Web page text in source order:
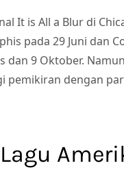
It is All a Blur di
pada 29 Juni dan
9 Oktober.
pemikiran dengan